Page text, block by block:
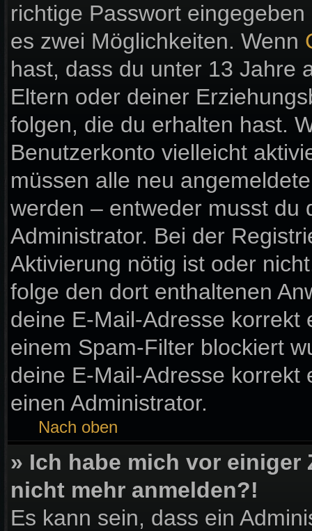
richtige Passwort
es zwei Möglichkeiten. Wenn
hast, dass du unter 13 Jahre
Eltern oder deiner
folgen, die du erhalten hast.
Benutzerkonto vielleicht
müssen alle neu
werden – entweder musst du
Administrator. Bei der
Aktivierung nötig ist oder
folge den dort enthaltenen
deine E-Mail-Adresse
einem Spam-Filter blockiert
deine E-Mail-Adresse
einen Administrator.
Nach oben
» Ich habe mich vor
nicht mehr anmelden?!
Es kann sein, dass ein